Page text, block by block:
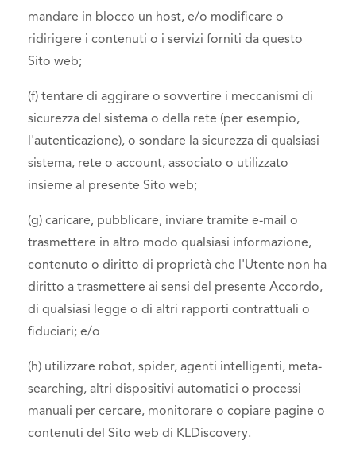
mandare in blocco un host, e/o modificare o
ridirigere i contenuti o i servizi forniti da questo
Sito web;
(f) tentare di aggirare o sovvertire i meccanismi di
sicurezza del sistema o della rete (per esempio,
l'autenticazione), o sondare la sicurezza di qualsiasi
sistema, rete o account, associato o utilizzato
insieme al presente Sito web;
(g) caricare, pubblicare, inviare tramite e-mail o
trasmettere in altro modo qualsiasi informazione,
contenuto o diritto di proprietà che l'Utente non ha
diritto a trasmettere ai sensi del presente Accordo,
di qualsiasi legge o di altri rapporti contrattuali o
fiduciari; e/o
(h) utilizzare robot, spider, agenti intelligenti, meta-
searching, altri dispositivi automatici o processi
manuali per cercare, monitorare o copiare pagine o
contenuti del Sito web di KLDiscovery.